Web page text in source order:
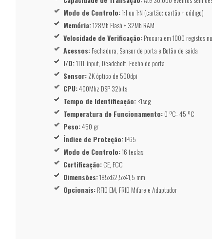
Modo de Controlo:1:1 ou 1:N (cartão; cartão + código)
Memória:128Mb Flash + 32Mb RAM
Velocidade de Verificação:Procura em 1000 registos
Acessos:Fechadura, Sensor de porta e Botão de saída
I/O:1TTL input, Deadebolt, Fecho de porta
Sensor:ZK óptico de 500dpi
CPU:400Mhz DSP 32bits
Tempo de Identificação:<1seg
Temperatura de Funcionamento:0 ºC- 45 ºC
Peso:450 gr
Índice de Proteção:IP65
Modo de Controlo:16 teclas
Certificação:CE, FCC
Dimensões:185x62,5x41,5 mm
Opcionais:RFID EM, FRID Mifare e Adaptador